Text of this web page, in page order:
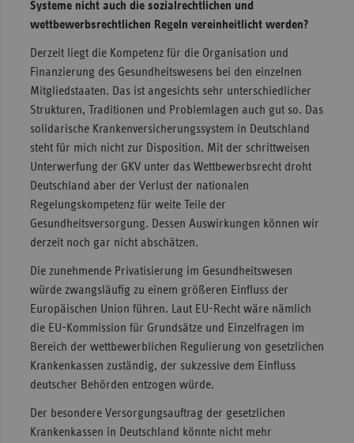
Systeme nicht auch die sozialrechtlichen und
wettbewerbsrechtlichen Regeln vereinheitlicht werden?
Derzeit liegt die Kompetenz für die Organisation und
Finanzierung des Gesundheitswesens bei den einzelnen
Mitgliedstaaten. Das ist angesichts sehr unterschiedlicher
Strukturen, Traditionen und Problemlagen auch gut so. Das
solidarische Krankenversicherungssystem in Deutschland
steht für mich nicht zur Disposition. Mit der schrittweisen
Unterwerfung der GKV unter das Wettbewerbsrecht droht
Deutschland aber der Verlust der nationalen
Regelungskompetenz für weite Teile der
Gesundheitsversorgung. Dessen Auswirkungen können wir
derzeit noch gar nicht abschätzen.
Die zunehmende Privatisierung im Gesundheitswesen
würde zwangsläufig zu einem größeren Einfluss der
Europäischen Union führen. Laut EU-Recht wäre nämlich
die EU-Kommission für Grundsätze und Einzelfragen im
Bereich der wettbewerblichen Regulierung von gesetzlichen
Krankenkassen zuständig, der sukzessive dem Einfluss
deutscher Behörden entzogen würde.
Der besondere Versorgungsauftrag der gesetzlichen
Krankenkassen in Deutschland könnte nicht mehr